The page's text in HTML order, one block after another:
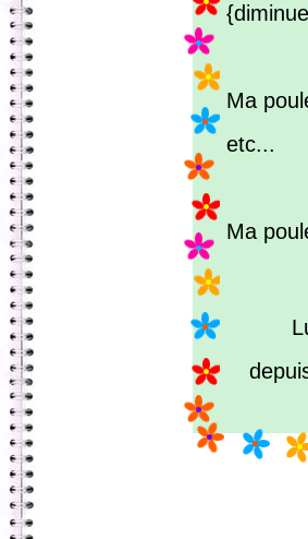
Ma
etc...
Ma